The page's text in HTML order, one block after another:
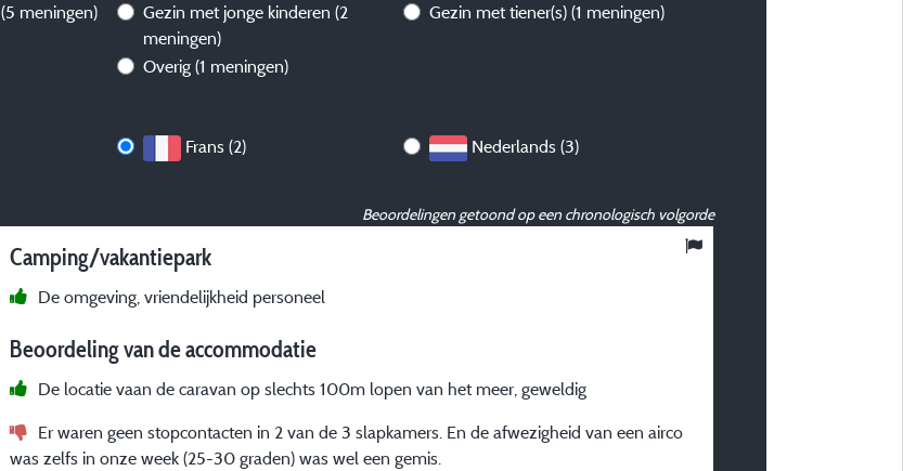
(5 meningen) Gezin met jonge kinderen(2
meningen)
Gezin met tiener(s) (1 meningen)
Overig(1 meningen)
Frans (2) Nederlands (3)
Beoordelingen getoond op een chronologisch volgorde
Camping/vakantiepark
De omgeving, vriendelijkheid personeel
Beoordeling van de accommodatie
De locatie vaan de caravan op slechts 100m lopen van het meer, geweldig
Er waren geen stopcontacten in 2 van de 3 slapkamers. En de afwezigheid van een airco
was zelfs in onze week (25-30 graden) was wel een gemis.